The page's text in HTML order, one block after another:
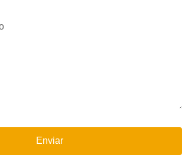
Enviar